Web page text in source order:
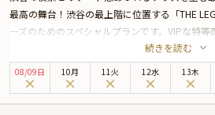
最高の舞台！渋谷の最上階に位置する「THE
ーズのためのスペシャルプランです。VIPな特
素敵なプロポーズを演出します。
緑豊かなテラスの先に大都会渋谷の夜景が見え
で、最も特別なVIP席をプロポーズの舞台とし
続きを読む
08/09日 10月 11火 12水 13木